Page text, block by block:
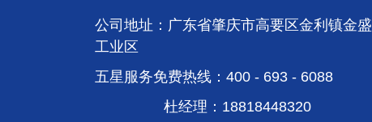
公司地址：广东省肇庆市高要区金利镇金盛
工业区
五星服务免费热线：400 - 693 - 6088
杜经理：18818448320